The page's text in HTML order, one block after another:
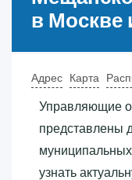
в Москве
Адрес Карта
Управляющие
представлены
узнать